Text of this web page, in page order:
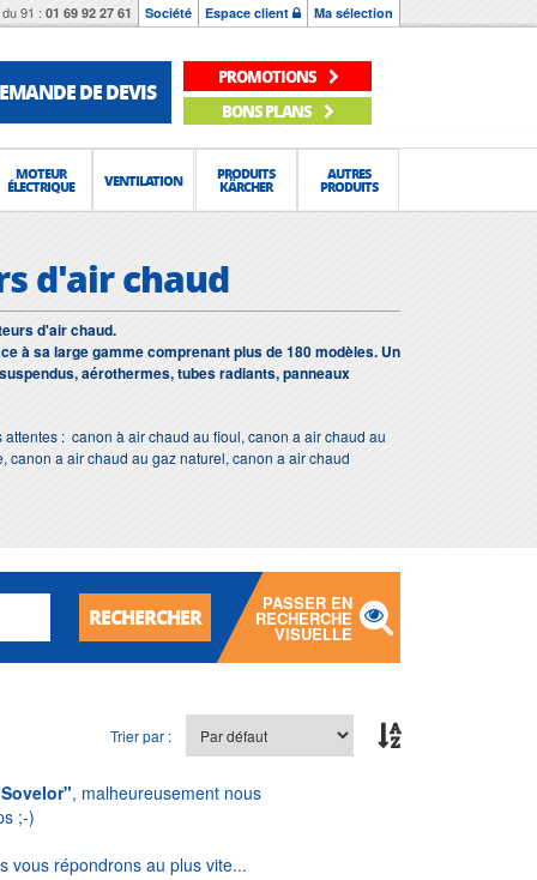
91 : 01 69 92 27 61 Société Espace client Ma sélection
DE DEVIS
PROMOTIONS
BONS PLANS
MOTEUR
ÉLECTRIQUE VENTILATION PRODUITS
KÄRCHER
AUTRES
PRODUITS
d'air chaud
d'air chaud.
à sa large gamme comprenant plus de 180 modèles. Un
aérothermes, tubes radiants, panneaux
: canon à air chaud au fioul, canon a air chaud au
a air chaud au gaz naturel, canon a air chaud
RECHERCHER
PASSER EN
RECHERCHE
VISUELLE
Trier par :
, malheureusement nous
;-)
vous répondrons au plus vite...